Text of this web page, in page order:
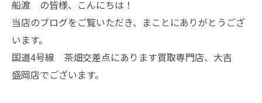
船渡 の皆様、こんにちは！
当店のブログをご覧いただき、まことにありがとうござ
います。
国道4号線 茶畑交差点にあります買取専門店、大吉
盛岡店でございます。